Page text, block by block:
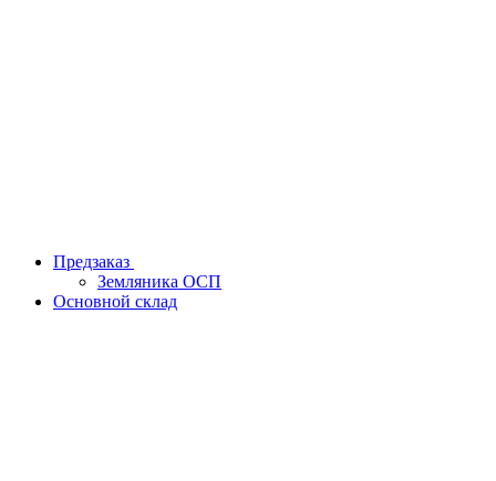
Предзаказ
Земляника ОСП
Основной склад